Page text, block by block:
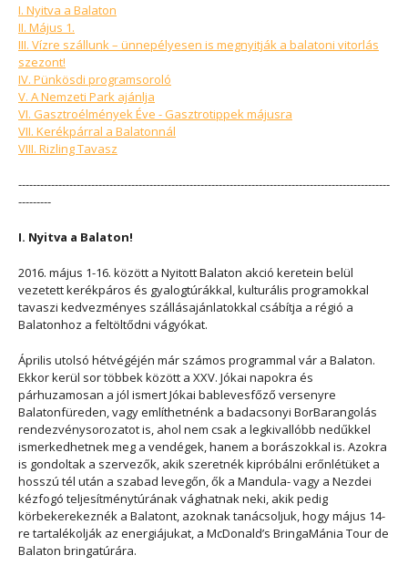
I. Nyitva a Balaton
II. Május 1.
III. Vízre szállunk – ünnepélyesen is megnyitják a balatoni vitorlás
szezont!
IV. Pünkösdi programsoroló
V. A Nemzeti Park ajánlja
VI. Gasztroélmények Éve - Gasztrotippek májusra
VII. Kerékpárral a Balatonnál
VIII. Rizling Tavasz
------------------------------------------------------------------------------------------------------
---------
I. Nyitva a Balaton!
2016. május 1-16. között a Nyitott Balaton akció keretein belül
vezetett kerékpáros és gyalogtúrákkal, kulturális programokkal
tavaszi kedvezményes szállásajánlatokkal csábítja a régió a
Balatonhoz a feltöltődni vágyókat.
Április utolsó hétvégéjén már számos programmal vár a Balaton.
Ekkor kerül sor többek között a XXV. Jókai napokra és
párhuzamosan a jól ismert Jókai bablevesfőző versenyre
Balatonfüreden, vagy említhetnénk a badacsonyi BorBarangolás
rendezvénysorozatot is, ahol nem csak a legkivallóbb nedűkkel
ismerkedhetnek meg a vendégek, hanem a borászokkal is. Azokra
is gondoltak a szervezők, akik szeretnék kipróbálni erőnlétüket a
hosszú tél után a szabad levegőn, ők a Mandula- vagy a Nezdei
kézfogó teljesítménytúrának vághatnak neki, akik pedig
körbekerekeznék a Balatont, azoknak tanácsoljuk, hogy május 14-
re tartalékolják az energiájukat, a McDonald’s BringaMánia Tour de
Balaton bringatúrára.